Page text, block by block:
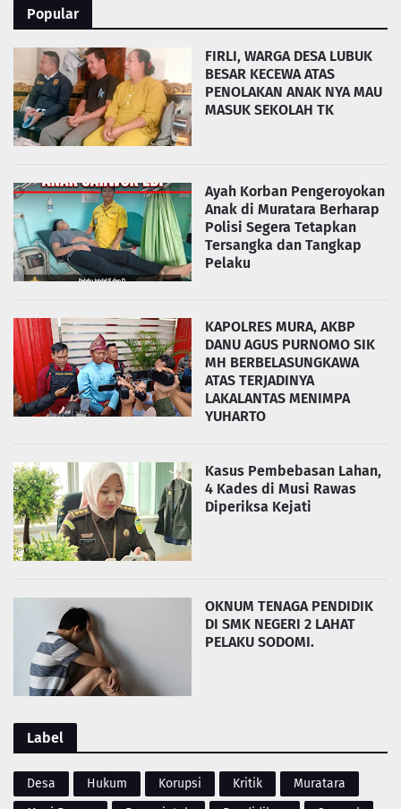
Popular
FIRLI, WARGA DESA LUBUK
BESAR KECEWA ATAS
PENOLAKAN ANAK NYA MAU
MASUK SEKOLAH TK
Ayah Korban Pengeroyokan
Anak di Muratara Berharap
Polisi Segera Tetapkan
Tersangka dan Tangkap
Pelaku
KAPOLRES MURA, AKBP
DANU AGUS PURNOMO SIK
MH BERBELASUNGKAWA
ATAS TERJADINYA
LAKALANTAS MENIMPA
YUHARTO
Kasus Pembebasan Lahan,
4 Kades di Musi Rawas
Diperiksa Kejati
OKNUM TENAGA PENDIDIK
DI SMK NEGERI 2 LAHAT
PELAKU SODOMI.
Label
Desa Hukum Korupsi Kritik
Muratara